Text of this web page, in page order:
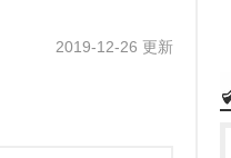
2019-12-26 更新